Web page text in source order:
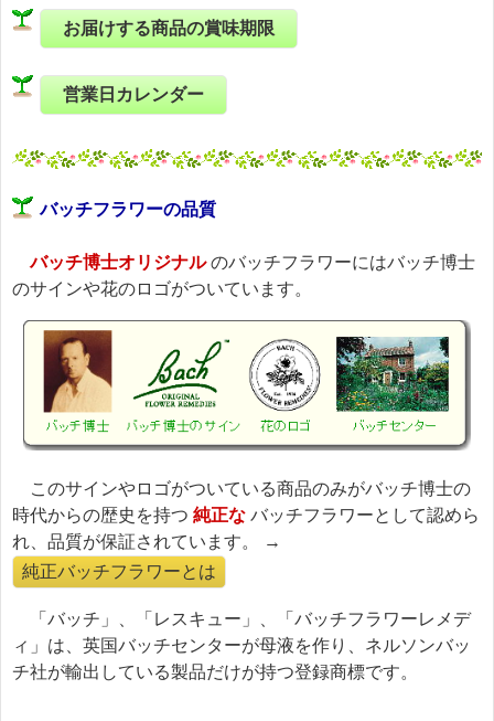
お届けする商品の賞味期限
営業日カレンダー
バッチフラワーの品質
バッチ博士オリジナルのバッチフラワーにはバッチ博士
のサインや花のロゴがついています。
このサインやロゴがついている商品のみがバッチ博士の
時代からの歴史を持つ 純正な バッチフラワーとして認めら
れ、品質が保証されています。 →
純正バッチフラワーとは
「バッチ」、「レスキュー」、「バッチフラワーレメデ
ィ」は、英国バッチセンターが母液を作り、ネルソンバッ
チ社が輸出している製品だけが持つ登録商標です。